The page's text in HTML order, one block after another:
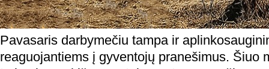
Pavasaris darbymečiu tampa ir
reaguojantiems į gyventojų pranešimus. Šiuo